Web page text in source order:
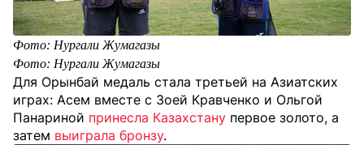
Фото: Нургали Жумагазы
Фото: Нургали Жумагазы
Для Орынбай медаль стала третьей на Азиатских
играх: Асем вместе с Зоей Кравченко и Ольгой
Панариной принесла Казахстану первое золото, а
затем выиграла бронзу.